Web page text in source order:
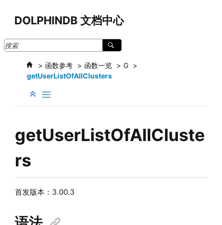
DOLPHINDB 文档中心
函数参考 函数一览
G
getUserListOfAllClusters
getUserListOfAllCluste
rs
首发版本：3.00.3